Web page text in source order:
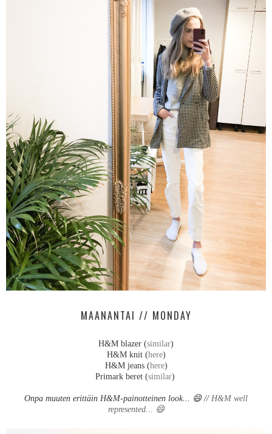
MAANANTAI // MONDAY
H&M blazer (similar)
H&M knit (here)
H&M jeans (here)
Primark beret (similar)
Onpa muuten erittäin H&M-painotteinen look... 😄 //H&M well
represented... 😄